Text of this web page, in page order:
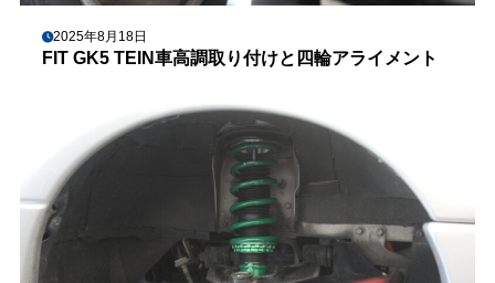
2025年8月18日
FIT GK5 TEIN車高調取り付けと四輪アライメント